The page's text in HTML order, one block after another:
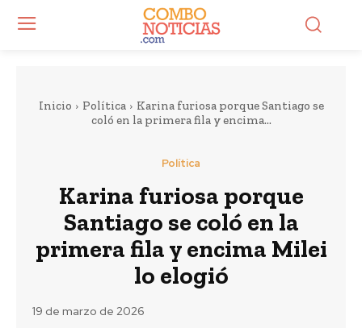
Inicio Política
Karina furiosa porque Santiago se
coló en la primera fila y encima...
Política
Karina furiosa porque
Santiago se coló en la
primera fila y encima Milei
lo elogió
19 de marzo de 2026